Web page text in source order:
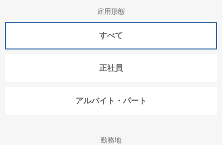
雇用形態
すべて
正社員
アルバイト・パート
勤務地